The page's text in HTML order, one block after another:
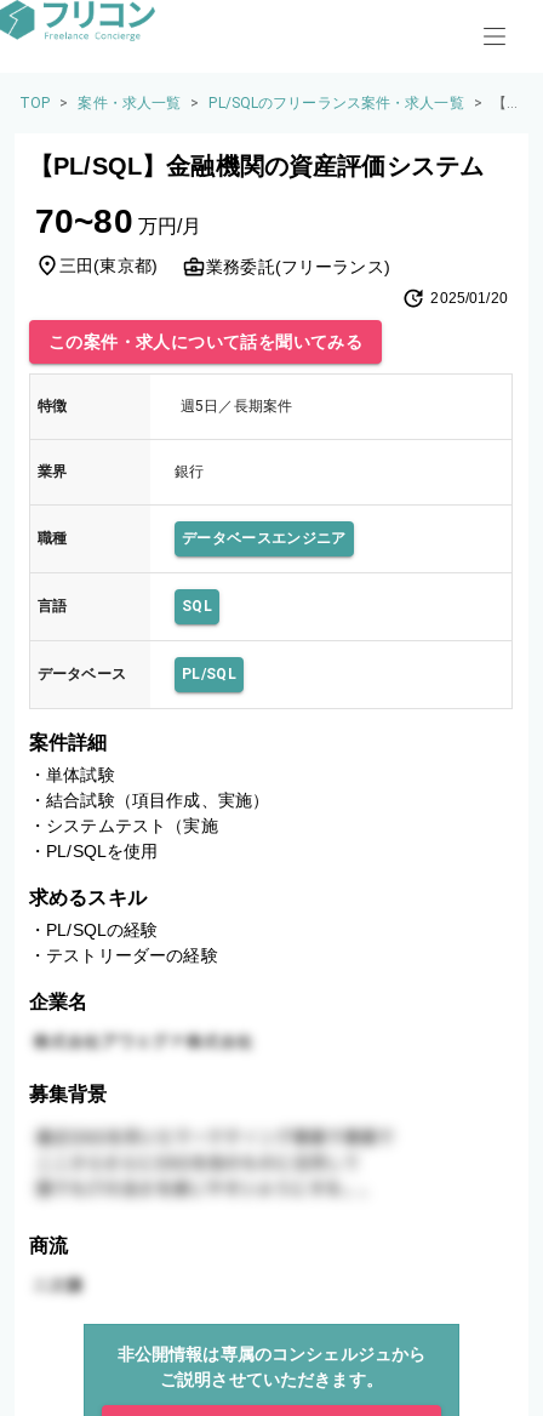
TOP > 案件・求人一覧 > PL/SQLのフリーランス案件・求人一覧 >
【P
資
【PL/SQL】金融機関の資産評価システム
70~80 万円/月
三田(東京都) 業務委託(フリーランス)
2025/01/20
この案件・求人について話を聞いてみる
特徴 週5日／長期案件
業界 銀行
職種 データベースエンジニア
言語 SQL
データベース PL/SQL
案件詳細
・単体試験
・結合試験（項目作成、実施）
・システムテスト（実施
・PL/SQLを使用
求めるスキル
・PL/SQLの経験
・テストリーダーの経験
企業名
募集背景
商流
非公開情報は専属のコンシェルジュから
ご説明させていただきます。